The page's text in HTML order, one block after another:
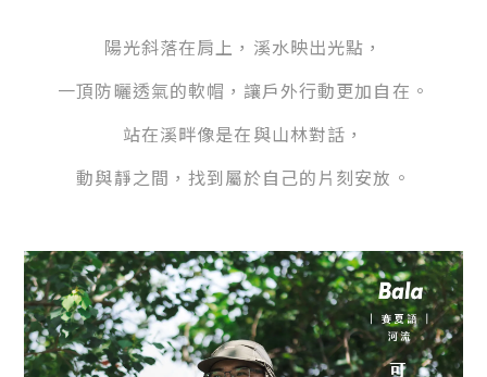
陽光斜落在肩上，溪水映出光點，
一頂防曬透氣的軟帽，讓戶外行動更加自在。
站在溪畔像是在與山林對話，
動與靜之間，找到屬於自己的片刻安放。